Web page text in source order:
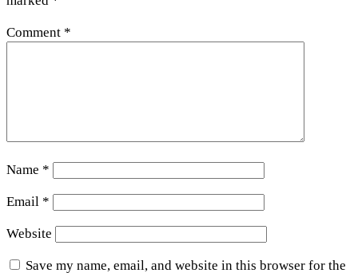
Comment *
Name *
Email *
Website
Save my name, email, and website in this browser for the